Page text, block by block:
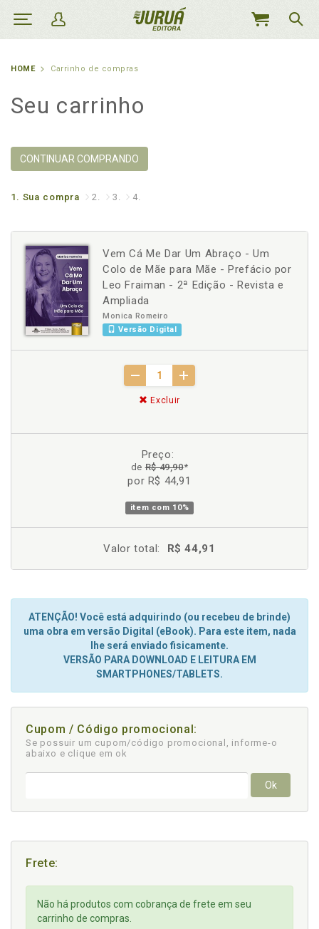
MEU
HOME Carrinho de compras
Seu carrinho
CONTINUAR COMPRANDO
1. Sua compra 2. 3. 4.
Vem Cá Me Dar Um Abraço - Um
Colo de Mãe para Mãe - Prefácio por
Leo Fraiman - 2ª Edição - Revista e
Ampliada
Monica Romeiro
Versão Digital
Excluir
Preço:
deR$ 49,90*
por R$ 44,91
item com 10%
Valor total: R$ 44,91
ATENÇÃO! Você está adquirindo (ou recebeu de brinde)
uma obra em versão Digital (eBook). Para este item, nada
lhe será enviado fisicamente.
VERSÃO PARA DOWNLOAD E LEITURA EM
SMARTPHONES/TABLETS.
Cupom / Código promocional:
Se possuir um cupom/código promocional, informe-o
abaixo e clique em ok
Ok
Frete:
Não há produtos com cobrança de frete em seu
carrinho de compras.